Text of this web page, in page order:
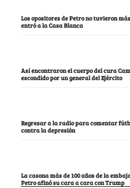
Los opositores de Petro no tuvieron
entró a la Casa Blanca
Así encontraron el cuerpo del cura
escondido por un general del Ejército
Regresar a la radio para comentar
contra la depresión
La casona más de 100 años de la
Petro afinó su cara a cara con Trump